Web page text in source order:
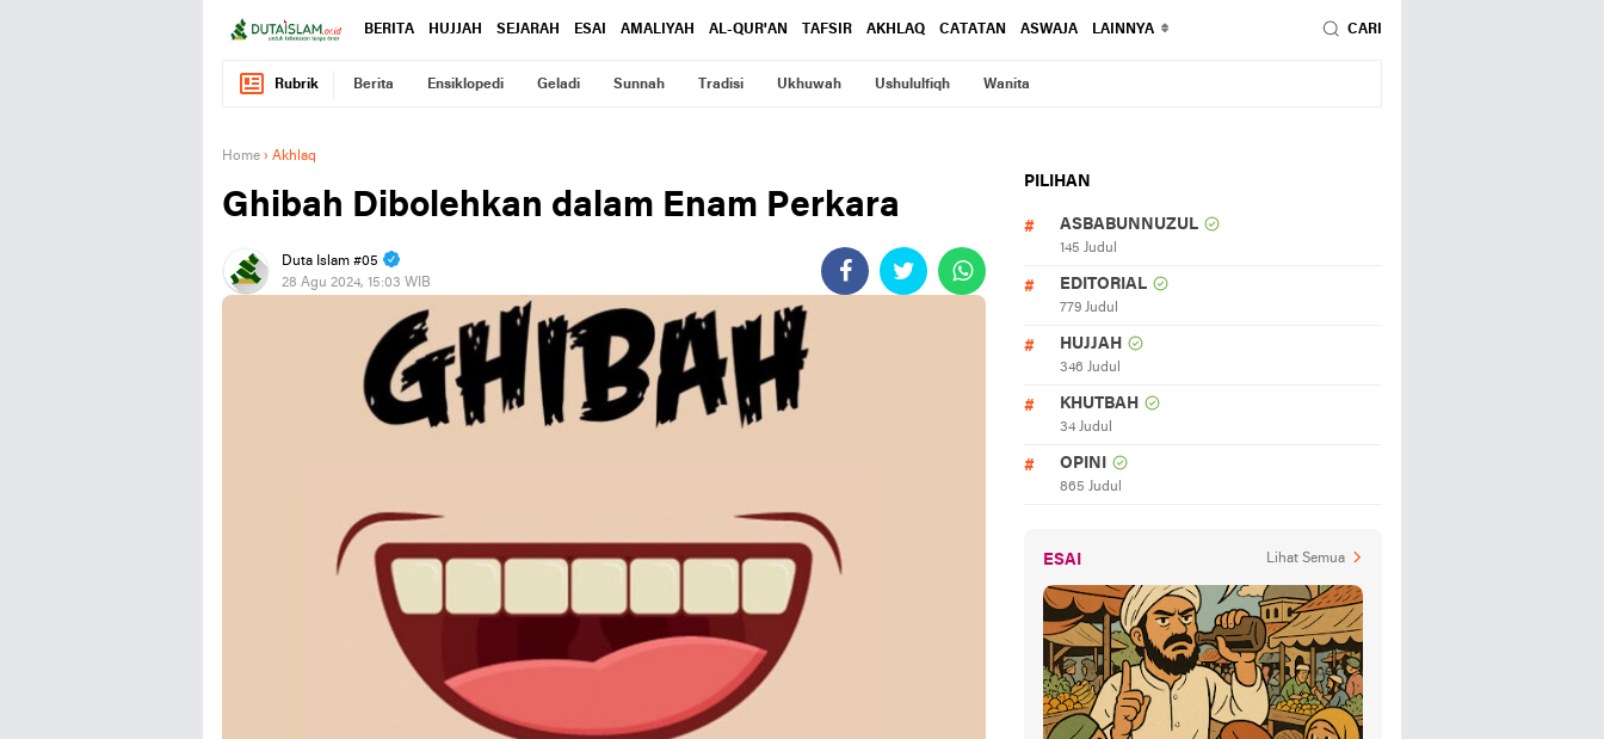
BERITA HUJJAH SEJARAH ESAI AMALIYAH AL-QUR'AN TAFSIR AKHLAQ CATATAN ASWAJA LAINNYA CARI
Rubrik Berita Ensiklopedi Geladi Sunnah Tradisi Ukhuwah Ushululfiqh Wanita
Home › Akhlaq
Ghibah Dibolehkan dalam Enam Perkara
Duta Islam #05
28 Agu 2024, 15:03 WIB
PILIHAN
ASBABUNNUZUL
145 Judul
EDITORIAL
779 Judul
HUJJAH
346 Judul
KHUTBAH
34 Judul
OPINI
865 Judul
ESAI Lihat Semua